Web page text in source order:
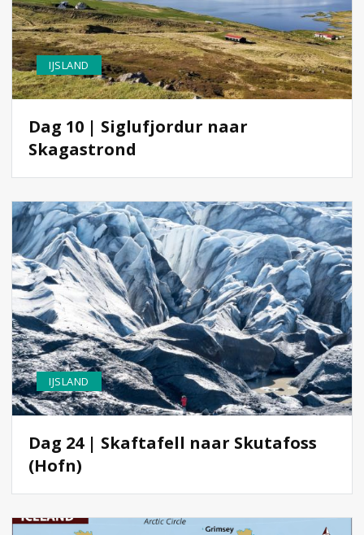
IJSLAND
Dag 10 | Siglufjordur naar
Skagastrond
IJSLAND
Dag 24 | Skaftafell naar Skutafoss
(Hofn)